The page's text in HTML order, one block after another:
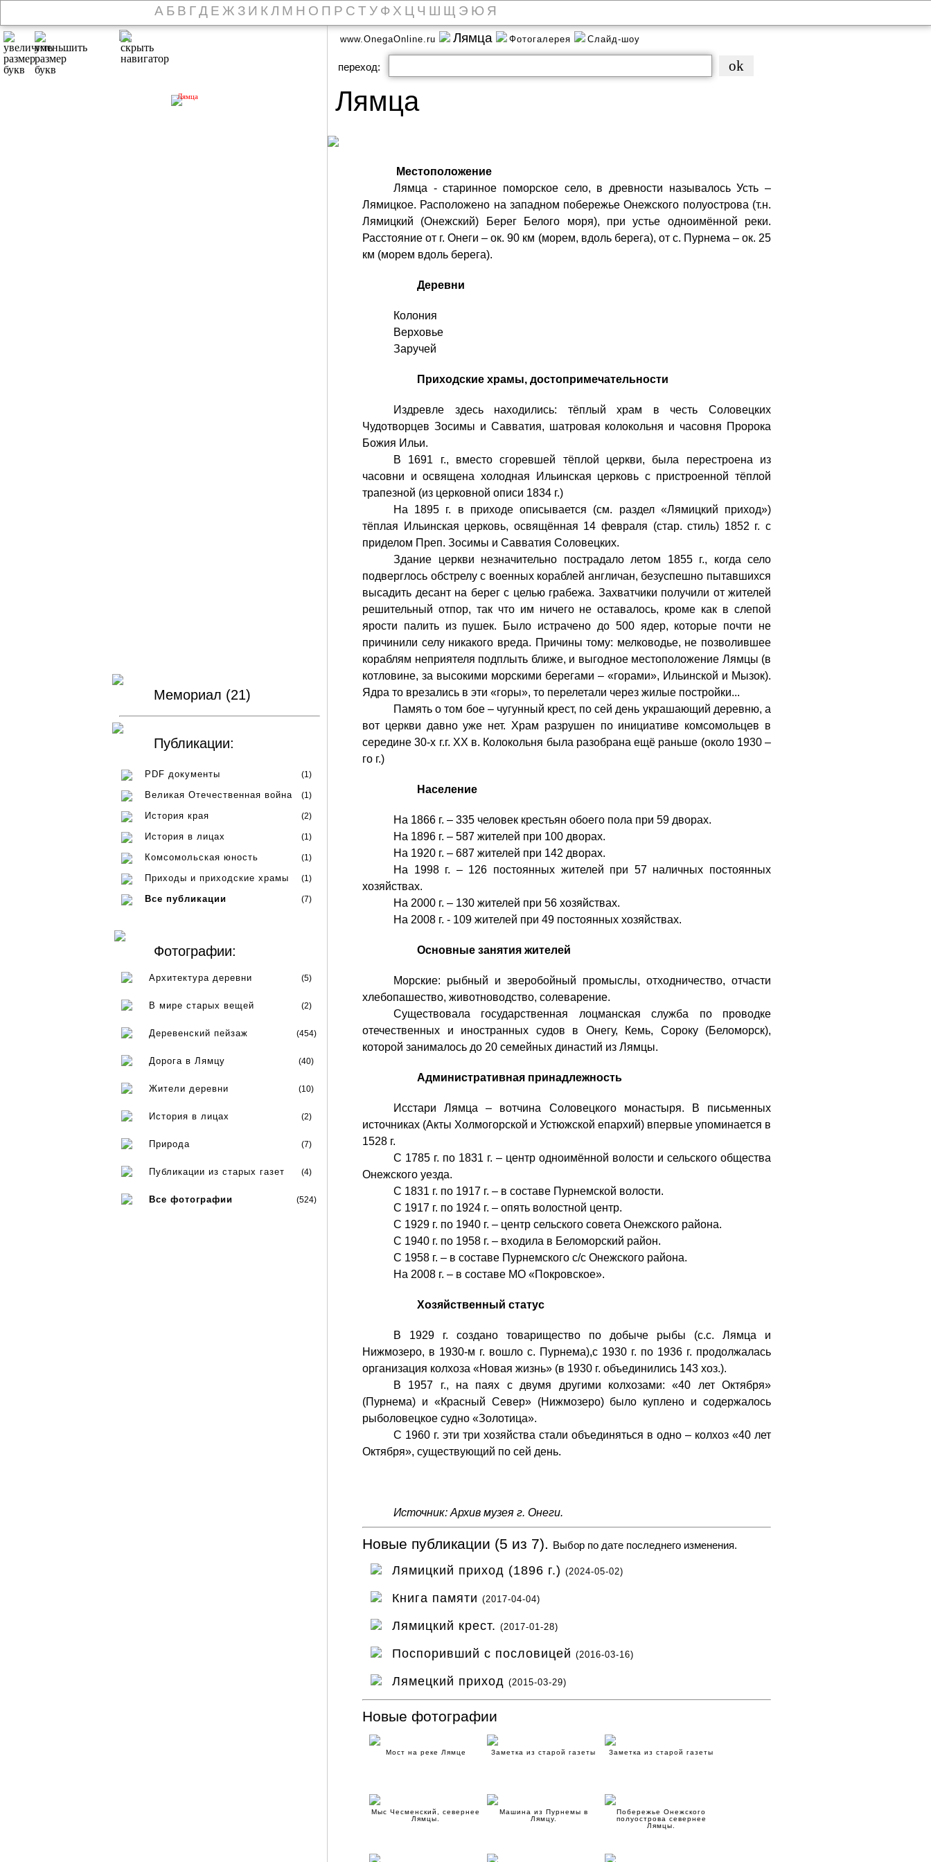
А Б В ГД Е Ж З И К Л М Н О П Р С Т У Ф Х Ц Ч Ш Щ Э Ю Я
Лямца
Мемориал (21)
Публикации:
PDF документы (1)
Великая Отечественная война (1)
История края (2)
История в лицах (1)
Комсомольская юность (1)
Приходы и приходские храмы (1)
Все публикации (7)
Фотографии:
Архитектура деревни (5)
В мире старых вещей (2)
Деревенский пейзаж (454)
Дорога в Лямцу (40)
Жители деревни (10)
История в лицах (2)
Природа (7)
Публикации из старых газет (4)
Все фотографии (524)
www.OnegaOnline.ru Лямца Фотогалерея Слайд-шоу
переход:
Лямца
Местоположение
Лямца - старинное поморское село, в древности называлось Усть –
Лямицкое. Расположено на западном побережье Онежского полуострова (т.н.
Лямицкий (Онежский) Берег Белого моря), при устье одноимённой реки.
Расстояние от г. Онеги – ок. 90 км (морем, вдоль берега), от с. Пурнема – ок. 25
км (морем вдоль берега).
Деревни
Колония
Верховье
Заручей
Приходские храмы, достопримечательности
Издревле здесь находились: тёплый храм в честь Соловецких
Чудотворцев Зосимы и Савватия, шатровая колокольня и часовня Пророка
Божия Ильи.
В 1691 г., вместо сгоревшей тёплой церкви, была перестроена из
часовни и освящена холодная Ильинская церковь с пристроенной тёплой
трапезной (из церковной описи 1834 г.)
На 1895 г. в приходе описывается (см. раздел «Лямицкий приход»)
тёплая Ильинская церковь, освящённая 14 февраля (стар. стиль) 1852 г. с
приделом Преп. Зосимы и Савватия Соловецких.
Здание церкви незначительно пострадало летом 1855 г., когда село
подверглось обстрелу с военных кораблей англичан, безуспешно пытавшихся
высадить десант на берег с целью грабежа. Захватчики получили от жителей
решительный отпор, так что им ничего не оставалось, кроме как в слепой
ярости палить из пушек. Было истрачено до 500 ядер, которые почти не
причинили селу никакого вреда. Причины тому: мелководье, не позволившее
кораблям неприятеля подплыть ближе, и выгодное местоположение Лямцы (в
котловине, за высокими морскими берегами – «горами», Ильинской и Мызок).
Ядра то врезались в эти «горы», то перелетали через жилые постройки...
Память о том бое – чугунный крест, по сей день украшающий деревню, а
вот церкви давно уже нет. Храм разрушен по инициативе комсомольцев в
середине 30-х г.г. XX в. Колокольня была разобрана ещё раньше (около 1930 –
го г.)
Население
На 1866 г. – 335 человек крестьян обоего пола при 59 дворах.
На 1896 г. – 587 жителей при 100 дворах.
На 1920 г. – 687 жителей при 142 дворах.
На 1998 г. – 126 постоянных жителей при 57 наличных постоянных
хозяйствах.
На 2000 г. – 130 жителей при 56 хозяйствах.
На 2008 г. - 109 жителей при 49 постоянных хозяйствах.
Основные занятия жителей
Морские: рыбный и зверобойный промыслы, отходничество, отчасти
хлебопашество, животноводство, солеварение.
Существовала государственная лоцманская служба по проводке
отечественных и иностранных судов в Онегу, Кемь, Сороку (Беломорск),
которой занималось до 20 семейных династий из Лямцы.
Административная принадлежность
Исстари Лямца – вотчина Соловецкого монастыря. В письменных
источниках (Акты Холмогорской и Устюжской епархий) впервые упоминается в
1528 г.
С 1785 г. по 1831 г. – центр одноимённой волости и сельского общества
Онежского уезда.
С 1831 г. по 1917 г. – в составе Пурнемской волости.
С 1917 г. по 1924 г. – опять волостной центр.
С 1929 г. по 1940 г. – центр сельского совета Онежского района.
С 1940 г. по 1958 г. – входила в Беломорский район.
С 1958 г. – в составе Пурнемского с/с Онежского района.
На 2008 г. – в составе МО «Покровское».
Хозяйственный статус
В 1929 г. создано товарищество по добыче рыбы (с.с. Лямца и
Нижмозеро, в 1930-м г. вошло с. Пурнема),c 1930 г. по 1936 г. продолжалась
организация колхоза «Новая жизнь» (в 1930 г. объединились 143 хоз.).
В 1957 г., на паях с двумя другими колхозами: «40 лет Октября»
(Пурнема) и «Красный Север» (Нижмозеро) было куплено и содержалось
рыболовецкое судно «Золотица».
С 1960 г. эти три хозяйства стали объединяться в одно – колхоз «40 лет
Октября», существующий по сей день.
Источник: Архив музея г. Онеги.
Новые публикации (5 из 7). Выбор по дате последнего изменения.
Лямицкий приход (1896 г.) (2024-05-02)
Книга памяти (2017-04-04)
Лямицкий крест. (2017-01-28)
Поспоривший с пословицей (2016-03-16)
Лямецкий приход (2015-03-29)
Новые фотографии
Мост на реке Лямце Заметка из старой газеты Заметка из старой газеты
Мыс Чесменский, севернее
Лямцы.
Машина из Пурнемы в
Лямцу.
Побережье Онежского
полуострова севернее
Лямцы.